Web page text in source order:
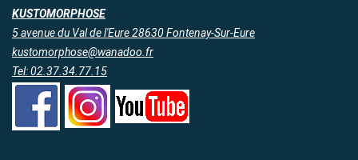
KUSTOMORPHOSE
5 avenue du Val de l'Eure 28630 Fontenay-Sur-Eure
kustomorphose@wanadoo.fr
Tel: 02.37.34.77.15